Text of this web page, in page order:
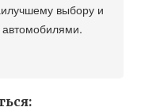
выбору и